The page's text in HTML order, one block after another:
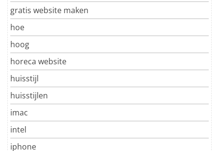
gratis website maken
hoe
hoog
horeca website
huisstijl
huisstijlen
imac
intel
iphone